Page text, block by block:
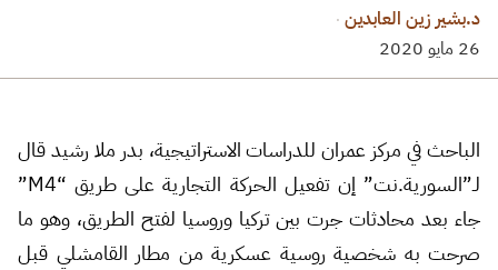
د.بشير زين العابدين ·
26 مايو 2020
الباحث في مركز عمران للدراسات الاستراتيجية، بدر ملا رشيد قال
لـ”السورية.نت” إن تفعيل الحركة التجارية على طريق “M4”
جاء بعد محادثات جرت بين تركيا وروسيا لفتح الطريق، وهو ما
صرحت به شخصية روسية عسكرية من مطار القامشلي قبل